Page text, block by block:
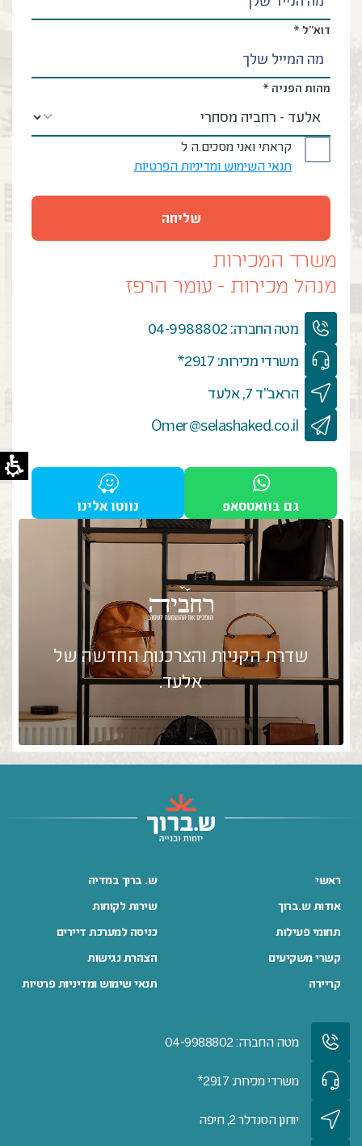
שדרת הקניות והצרכנות החדשה של
אלעד.
דוא”ל *
מהות הפניה *
קראתי ואני מסכים.ה ל
תנאי השימוש ומדיניות הפרטיות
משרד המכירות
מנהל מכירות - עומר הרפז
מטה החברה: 04-9988802
משרדי מכירות: 2917*
הראב"ד 7, אלעד
Omer@selashaked.co.il
גם בוואטסאפ נווטו אלינו
ראשי
אודות ש.ברוך
תחומי פעילות
קשרי משקיעים
קריירה
ש. ברוך במדיה
שירות לקוחות
כניסה למערכת דיירים
הצהרת נגישות
תנאי שימוש ומדיניות פרטיות
מטה החברה: 04-9988802
משרדי מכירות: 2917*
יוחנן הסנדלר 2, חיפה